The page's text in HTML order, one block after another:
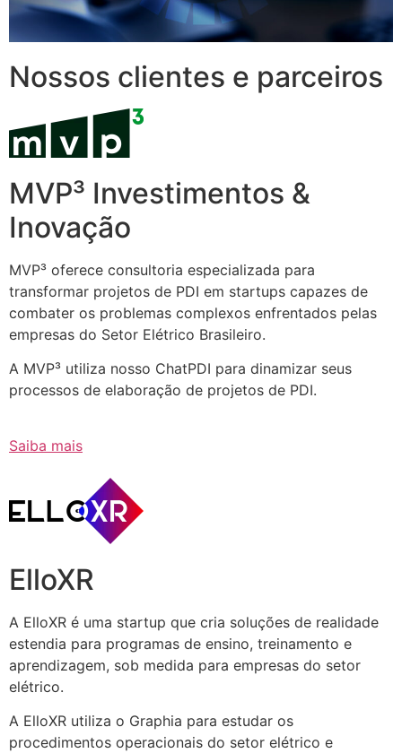
Nossos clientes e parceiros
MVP³ Investimentos &
Inovação
MVP³ oferece consultoria especializada para
transformar projetos de PDI em startups capazes de
combater os problemas complexos enfrentados pelas
empresas do Setor Elétrico Brasileiro.
A MVP³ utiliza nosso ChatPDI para dinamizar seus
processos de elaboração de projetos de PDI.
Saiba mais
ElloXR
A ElloXR é uma startup que cria soluções de realidade
estendia para programas de ensino, treinamento e
aprendizagem, sob medida para empresas do setor
elétrico.
A ElloXR utiliza o Graphia para estudar os
procedimentos operacionais do setor elétrico e